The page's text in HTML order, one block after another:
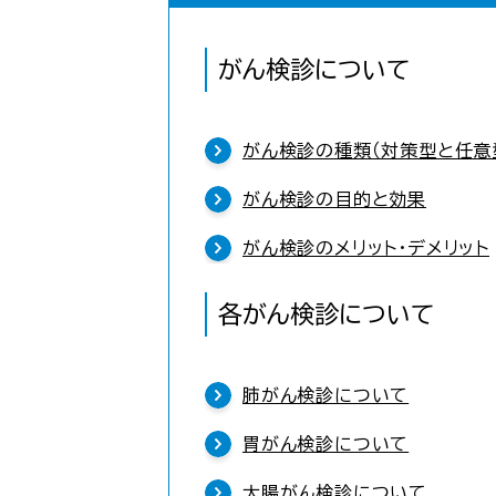
がん検診について
がん検診の種類（対策型と任意
がん検診の目的と効果
がん検診のメリット・デメリット
各がん検診について
肺がん検診について
胃がん検診について
大腸がん検診について